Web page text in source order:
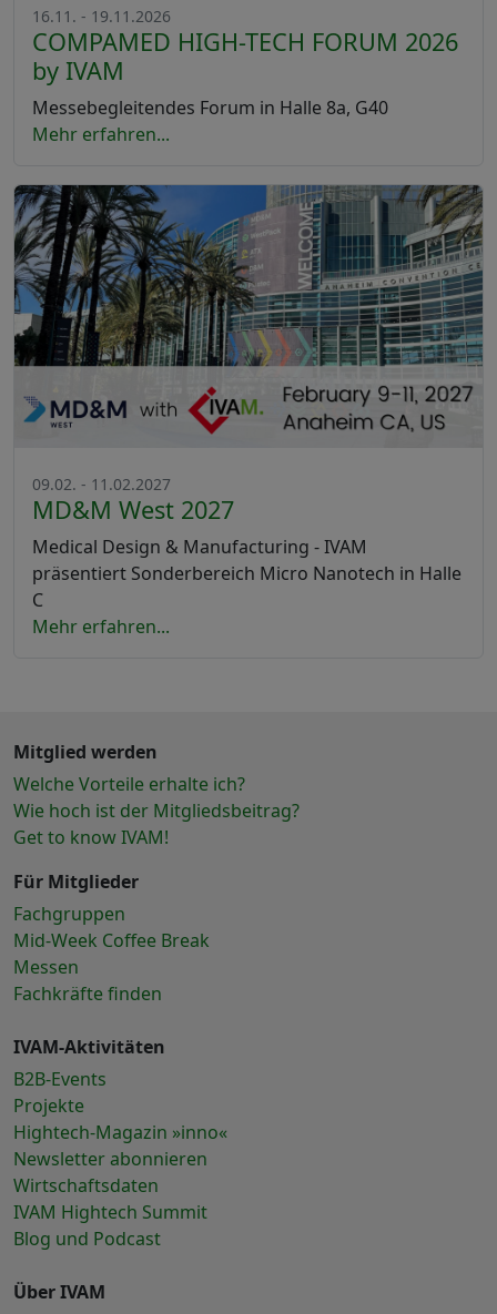
16.11. - 19.11.2026
COMPAMED HIGH-TECH FORUM 2026
by IVAM
Messebegleitendes Forum in Halle 8a, G40
Mehr erfahren...
09.02. - 11.02.2027
MD&M West 2027
Medical Design & Manufacturing - IVAM
präsentiert Sonderbereich Micro Nanotech in Halle
C
Mehr erfahren...
Mitglied werden
Welche Vorteile erhalte ich?
Wie hoch ist der Mitgliedsbeitrag?
Get to know IVAM!
Für Mitglieder
Fachgruppen
Mid-Week Coffee Break
Messen
Fachkräfte finden
IVAM-Aktivitäten
B2B-Events
Projekte
Hightech-Magazin »inno«
Newsletter abonnieren
Wirtschaftsdaten
IVAM Hightech Summit
Blog und Podcast
Über IVAM